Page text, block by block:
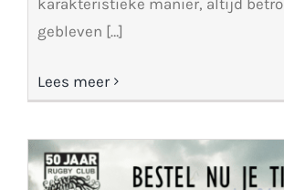
karakteristieke manier, altijd
gebleven […]
Lees meer